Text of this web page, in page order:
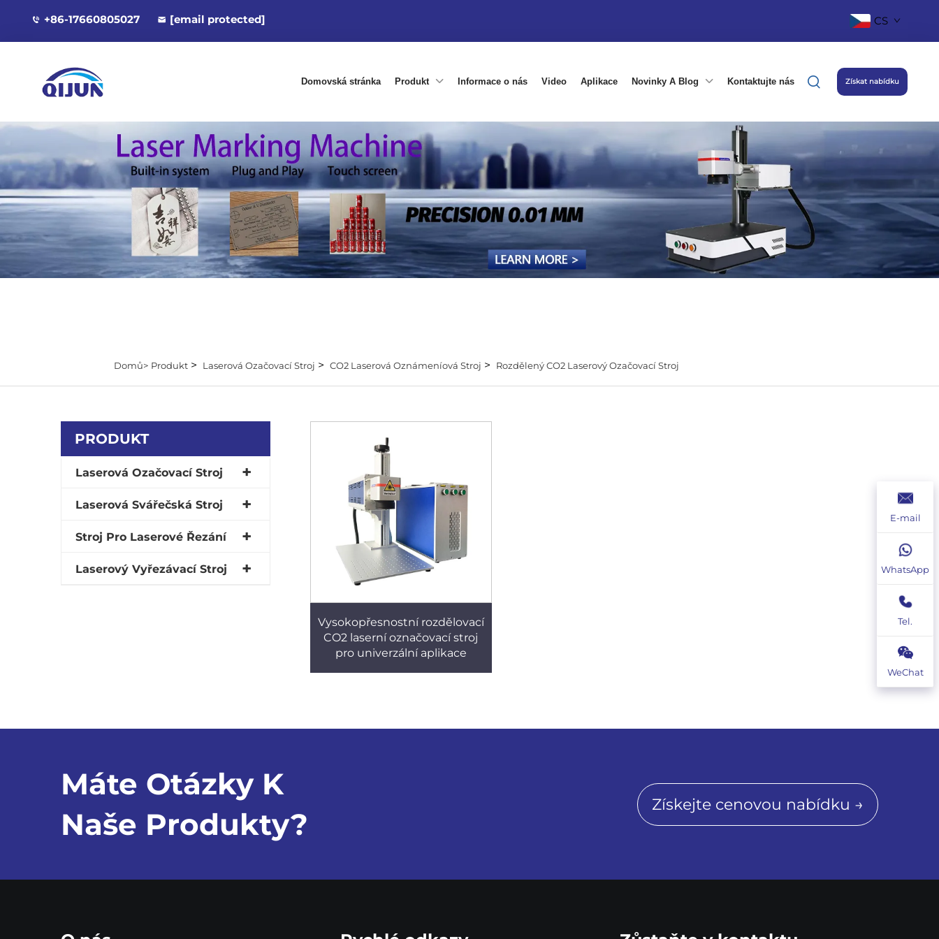
+86-17660805027 [email protected] CS
Domovská stránka Produkt Informace o nás Video Aplikace Novinky A Blog Kontaktujte nás Získat nabídku
Domů> Produkt> Laserová Ozačovací Stroj > CO2 Laserová Oznámeníová Stroj > Rozdělený CO2 Laserový Ozačovací Stroj
PRODUKT
Laserová Ozačovací Stroj
Laserová Svářečská Stroj
Stroj Pro Laserové Řezání
Laserový Vyřezávací Stroj
Vysokopřesnostní rozdělovací
CO2 laserní označovací stroj
pro univerzální aplikace
Máte Otázky K
Naše Produkty?
Získejte cenovou nabídku →
E-mail
WhatsApp
Tel.
WeChat